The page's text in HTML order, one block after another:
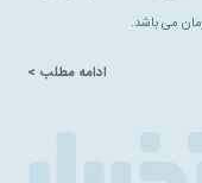
می باشد.
ادامه مطلب >